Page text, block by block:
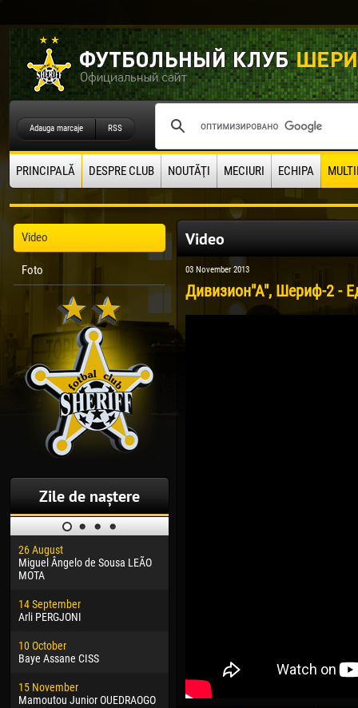
Adauga marcaje RSS
PRINCIPALĂ DESPRE CLUB NOUTĂŢI MECIURI ECHIPA
Video
Foto
Zile de naștere
26 August
Miguel Ângelo de Sousa LEÃO
MOTA
14 September
Arli PERGJONI
10 October
Baye Assane CISS
15 November
Mamoutou Junior OUEDRAOGO
Emmanuel AFETSE
15
Video
03 November 2013
Дивизион"А", Шериф-2 -